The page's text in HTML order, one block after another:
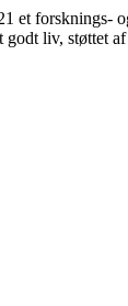
et forsknings-
godt liv, støttet af